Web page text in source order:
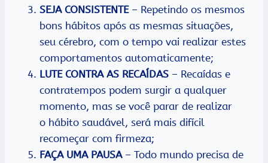
SEJA CONSISTENTE– Repetindo os mesmos
bons hábitos após as mesmas situações,
seu cérebro, com o tempo vai realizar estes
comportamentos automaticamente;
LUTE CONTRA AS RECAÍDAS – Recaídas e
contratempos podem surgir a qualquer
momento, mas se você parar de realizar
o hábito saudável, será mais difícil
recomeçar com firmeza;
FAÇA UMA PAUSA– Todo mundo precisa de